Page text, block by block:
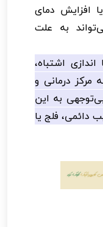
افزایش دمای
به علت
اشتباه،
مرکز درمانی و
به این
دائمی، فلج یا